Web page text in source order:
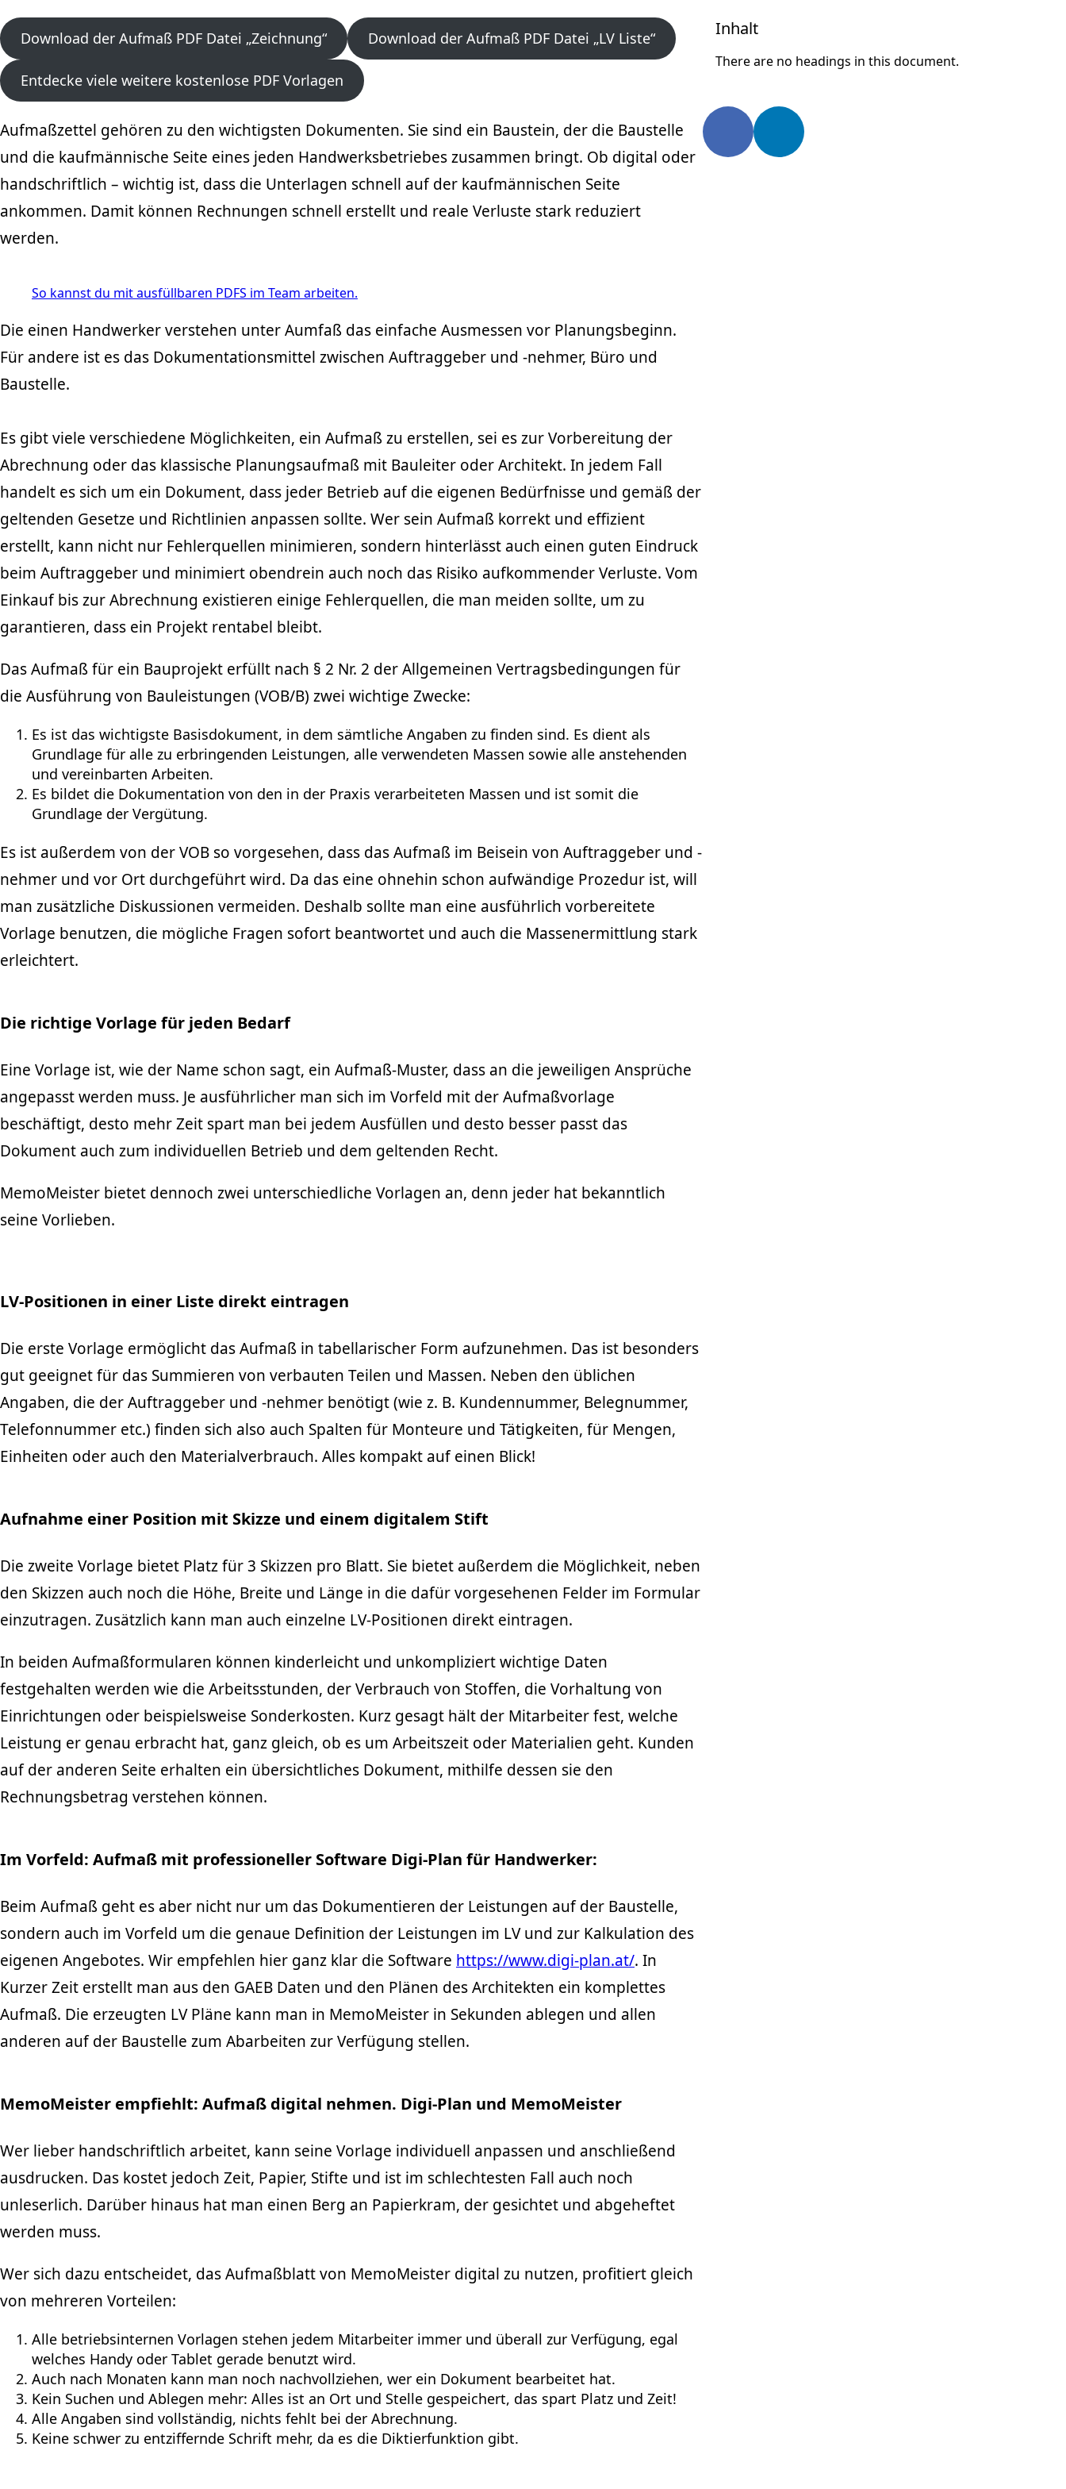
Download der Aufmaß PDF Datei „Zeichnung“ Download der Aufmaß PDF Datei „LV Liste“
Entdecke viele weitere kostenlose PDF Vorlagen
Aufmaßzettel gehören zu den wichtigsten Dokumenten. Sie sind ein Baustein, der die Baustelle
und die kaufmännische Seite eines jeden Handwerksbetriebes zusammen bringt. Ob digital oder
handschriftlich – wichtig ist, dass die Unterlagen schnell auf der kaufmännischen Seite
ankommen. Damit können Rechnungen schnell erstellt und reale Verluste stark reduziert
werden.
So kannst du mit ausfüllbaren PDFS im Team arbeiten.
Die einen Handwerker verstehen unter Aumfaß das einfache Ausmessen vor Planungsbeginn.
Für andere ist es das Dokumentationsmittel zwischen Auftraggeber und -nehmer, Büro und
Baustelle.
Es gibt viele verschiedene Möglichkeiten, ein Aufmaß zu erstellen, sei es zur Vorbereitung der
Abrechnung oder das klassische Planungsaufmaß mit Bauleiter oder Architekt. In jedem Fall
handelt es sich um ein Dokument, dass jeder Betrieb auf die eigenen Bedürfnisse und gemäß der
geltenden Gesetze und Richtlinien anpassen sollte. Wer sein Aufmaß korrekt und effizient
erstellt, kann nicht nur Fehlerquellen minimieren, sondern hinterlässt auch einen guten Eindruck
beim Auftraggeber und minimiert obendrein auch noch das Risiko aufkommender Verluste. Vom
Einkauf bis zur Abrechnung existieren einige Fehlerquellen, die man meiden sollte, um zu
garantieren, dass ein Projekt rentabel bleibt.
Das Aufmaß für ein Bauprojekt erfüllt nach § 2 Nr. 2 der Allgemeinen Vertragsbedingungen für
die Ausführung von Bauleistungen (VOB/B) zwei wichtige Zwecke:
Es ist das wichtigste Basisdokument, in dem sämtliche Angaben zu finden sind. Es dient als
Grundlage für alle zu erbringenden Leistungen, alle verwendeten Massen sowie alle anstehenden
und vereinbarten Arbeiten.
Es bildet die Dokumentation von den in der Praxis verarbeiteten Massen und ist somit die
Grundlage der Vergütung.
Es ist außerdem von der VOB so vorgesehen, dass das Aufmaß im Beisein von Auftraggeber und -
nehmer und vor Ort durchgeführt wird. Da das eine ohnehin schon aufwändige Prozedur ist, will
man zusätzliche Diskussionen vermeiden. Deshalb sollte man eine ausführlich vorbereitete
Vorlage benutzen, die mögliche Fragen sofort beantwortet und auch die Massenermittlung stark
erleichtert.
Die richtige Vorlage für jeden Bedarf
Eine Vorlage ist, wie der Name schon sagt, ein Aufmaß-Muster, dass an die jeweiligen Ansprüche
angepasst werden muss. Je ausführlicher man sich im Vorfeld mit der Aufmaßvorlage
beschäftigt, desto mehr Zeit spart man bei jedem Ausfüllen und desto besser passt das
Dokument auch zum individuellen Betrieb und dem geltenden Recht.
MemoMeister bietet dennoch zwei unterschiedliche Vorlagen an, denn jeder hat bekanntlich
seine Vorlieben.
LV-Positionen in einer Liste direkt eintragen
Die erste Vorlage ermöglicht das Aufmaß in tabellarischer Form aufzunehmen. Das ist besonders
gut geeignet für das Summieren von verbauten Teilen und Massen. Neben den üblichen
Angaben, die der Auftraggeber und -nehmer benötigt (wie z. B. Kundennummer, Belegnummer,
Telefonnummer etc.) finden sich also auch Spalten für Monteure und Tätigkeiten, für Mengen,
Einheiten oder auch den Materialverbrauch. Alles kompakt auf einen Blick!
Aufnahme einer Position mit Skizze und einem digitalem Stift
Die zweite Vorlage bietet Platz für 3 Skizzen pro Blatt. Sie bietet außerdem die Möglichkeit, neben
den Skizzen auch noch die Höhe, Breite und Länge in die dafür vorgesehenen Felder im Formular
einzutragen. Zusätzlich kann man auch einzelne LV-Positionen direkt eintragen.
In beiden Aufmaßformularen können kinderleicht und unkompliziert wichtige Daten
festgehalten werden wie die Arbeitsstunden, der Verbrauch von Stoffen, die Vorhaltung von
Einrichtungen oder beispielsweise Sonderkosten. Kurz gesagt hält der Mitarbeiter fest, welche
Leistung er genau erbracht hat, ganz gleich, ob es um Arbeitszeit oder Materialien geht. Kunden
auf der anderen Seite erhalten ein übersichtliches Dokument, mithilfe dessen sie den
Rechnungsbetrag verstehen können.
Im Vorfeld: Aufmaß mit professioneller Software Digi-Plan für Handwerker:
Beim Aufmaß geht es aber nicht nur um das Dokumentieren der Leistungen auf der Baustelle,
sondern auch im Vorfeld um die genaue Definition der Leistungen im LV und zur Kalkulation des
eigenen Angebotes. Wir empfehlen hier ganz klar die Software https://www.digi-plan.at/. In
Kurzer Zeit erstellt man aus den GAEB Daten und den Plänen des Architekten ein komplettes
Aufmaß. Die erzeugten LV Pläne kann man in MemoMeister in Sekunden ablegen und allen
anderen auf der Baustelle zum Abarbeiten zur Verfügung stellen.
MemoMeister empfiehlt: Aufmaß digital nehmen. Digi-Plan und MemoMeister
Wer lieber handschriftlich arbeitet, kann seine Vorlage individuell anpassen und anschließend
ausdrucken. Das kostet jedoch Zeit, Papier, Stifte und ist im schlechtesten Fall auch noch
unleserlich. Darüber hinaus hat man einen Berg an Papierkram, der gesichtet und abgeheftet
werden muss.
Wer sich dazu entscheidet, das Aufmaßblatt von MemoMeister digital zu nutzen, profitiert gleich
von mehreren Vorteilen:
Alle betriebsinternen Vorlagen stehen jedem Mitarbeiter immer und überall zur Verfügung, egal
welches Handy oder Tablet gerade benutzt wird.
Auch nach Monaten kann man noch nachvollziehen, wer ein Dokument bearbeitet hat.
Kein Suchen und Ablegen mehr: Alles ist an Ort und Stelle gespeichert, das spart Platz und Zeit!
Alle Angaben sind vollständig, nichts fehlt bei der Abrechnung.
Keine schwer zu entziffernde Schrift mehr, da es die Diktierfunktion gibt.
Inhalt
There are no headings in this document.